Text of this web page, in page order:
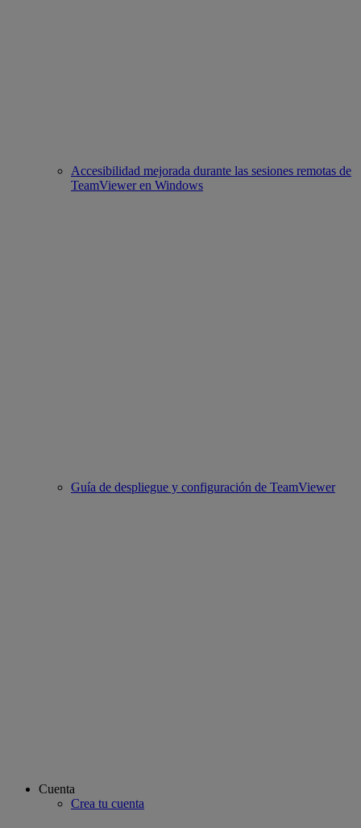
Accesibilidad mejorada durante las sesiones remotas de
TeamViewer en Windows
Guía de despliegue y configuración de TeamViewer
Cuenta
Crea tu cuenta